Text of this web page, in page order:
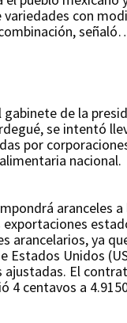
con
de la
se intentó
por
nacional.
aranceles
arancelarios, ya
Unidos
ajustadas. El
4 centavos a